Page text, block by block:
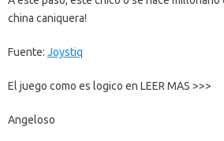
china caniquera!
Fuente: Joystiq
El juego como es logico en LEER MAS >>>
Angeloso